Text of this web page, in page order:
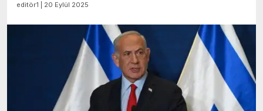
editör1 | 20 Eylül 2025